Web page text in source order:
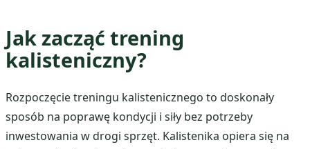
Jak zacząć trening
kalisteniczny?
Rozpoczęcie treningu kalistenicznego to doskonały
sposób na poprawę kondycji i siły bez potrzeby
inwestowania w drogi sprzęt. Kalistenika opiera się na